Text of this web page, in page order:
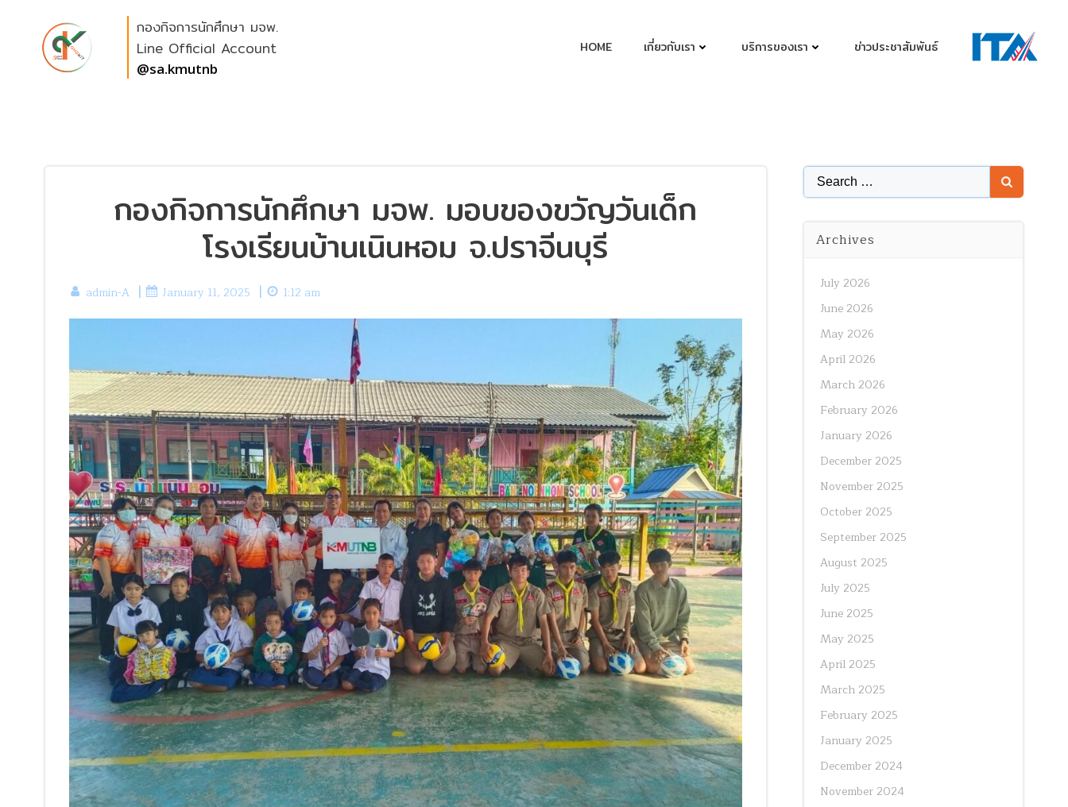
content
กองกิจการนักศึกษา มจพ.
Line Official Account
@sa.kmutnb
HOME เกี่ยวกับเรา บริการของเรา ข่าวประชาสัมพันธ์
กองกิจการนักศึกษา มจพ. มอบของขวัญวันเด็ก
โรงเรียนบ้านเนินหอม จ.ปราจีนบุรี
admin-A | January 11, 2025 | 1:12 am
Search
for:
Archives
July 2026
June 2026
May 2026
April 2026
March 2026
February 2026
January 2026
December 2025
November 2025
October 2025
September 2025
August 2025
July 2025
June 2025
May 2025
April 2025
March 2025
February 2025
January 2025
December 2024
November 2024